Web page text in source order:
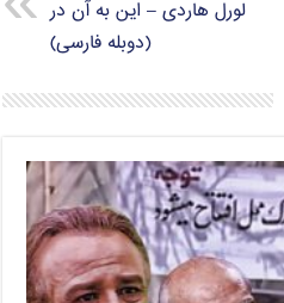
لورل هاردی – این به آن در
(دوبله فارسی)